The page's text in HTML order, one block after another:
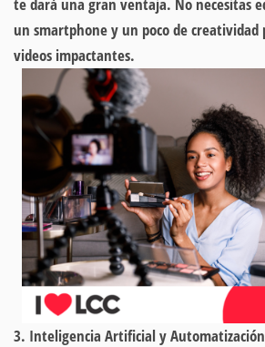
un smartphone y un poco de creatividad
videos impactantes.
3. Inteligencia Artificial y Automatización